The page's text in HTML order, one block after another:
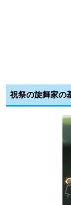
祝祭の旋舞家の